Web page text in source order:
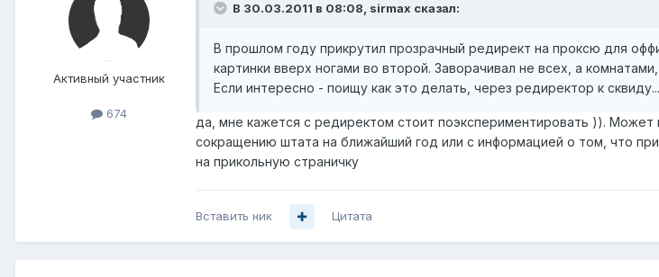
Активный участник
674
В 30.03.2011 в 08:08, sirmax сказал:
В прошлом году прикрутил прозрачный редирект на проксю для
картинки вверх ногами во второй. Заворачивал не всех, а
Если интересно - поищу как это делать, через редиректор к
да, мне кажется с редиректом стоит поэкспериментировать )).
сокращению штата на ближайший год или с информацией о том, что
на прикольную страничку
Вставить ник Цитата